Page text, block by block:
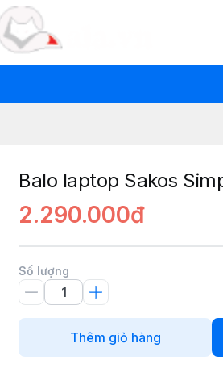
Balo laptop Sakos
2.290.000đ
Số lượng
Thêm giỏ hàng